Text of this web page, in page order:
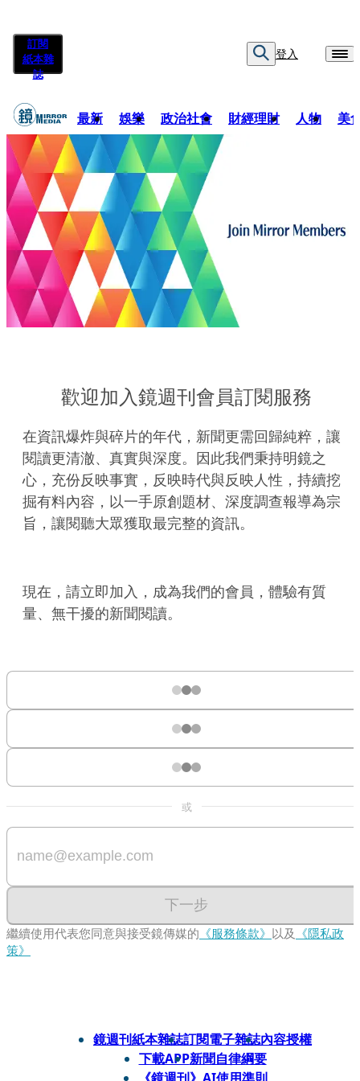
訂閱
紙本雜
誌
登入
最新 娛樂 政治社會 財經理財 人物 美
歡迎加入鏡週刊會員訂閱服務
在資訊爆炸與碎片的年代，新聞更需回歸純粹，讓
閱讀更清澈、真實與深度。因此我們秉持明鏡之
心，充份反映事實，反映時代與反映人性，持續挖
掘有料內容，以一手原創題材、深度調查報導為宗
旨，讓閱聽大眾獲取最完整的資訊。
現在，請立即加入，成為我們的會員，體驗有質
量、無干擾的新聞閱讀。
或
下一步
繼續使用代表您同意與接受鏡傳媒的 《服務條款》 以及 《隱私政
策》
鏡週刊紙本雜誌訂閱電子雜誌內容授權
下載APP新聞自律綱要